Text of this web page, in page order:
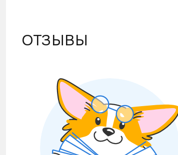
ОТЗЫВЫ